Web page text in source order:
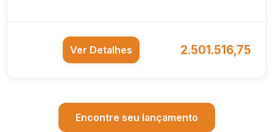
Ver Detalhes 2.501.516,75
Encontre seu lançamento